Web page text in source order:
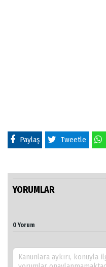
Paylaş Tweetle
YORUMLAR
0 Yorum